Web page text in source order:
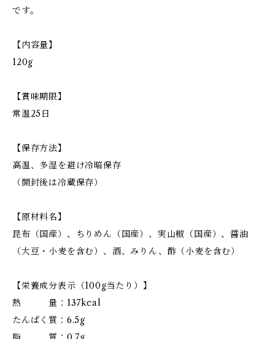
です。
【内容量】
120g
【賞味期限】
常温25日
【保存方法】
高温、多湿を避け冷暗保存
（開封後は冷蔵保存）
【原材料名】
昆布（国産）、ちりめん（国産）、実山椒（国産）、醤油
（大豆・小麦を含む）、酒、みりん、酢（小麦を含む）
【栄養成分表示（100g当たり）】
熱 量：137kcal
たんぱく質：6.5g